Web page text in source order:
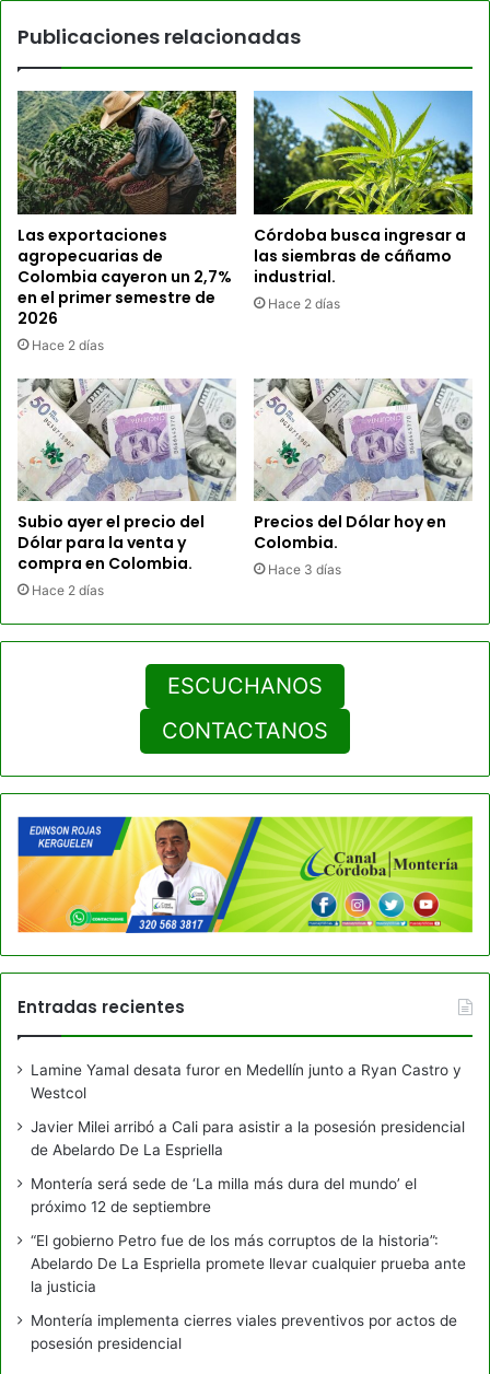
Publicaciones relacionadas
Las exportaciones
agropecuarias de
Colombia cayeron un 2,7%
en el primer semestre de
2026
Hace 2 días
Córdoba busca ingresar a
las siembras de cáñamo
industrial.
Hace 2 días
Subio ayer el precio del
Dólar para la venta y
compra en Colombia.
Hace 2 días
Precios del Dólar hoy en
Colombia.
Hace 3 días
ESCUCHANOS
CONTACTANOS
Entradas recientes
Lamine Yamal desata furor en Medellín junto a Ryan Castro y
Westcol
Javier Milei arribó a Cali para asistir a la posesión presidencial
de Abelardo De La Espriella
Montería será sede de ‘La milla más dura del mundo’ el
próximo 12 de septiembre
“El gobierno Petro fue de los más corruptos de la historia”:
Abelardo De La Espriella promete llevar cualquier prueba ante
la justicia
Montería implementa cierres viales preventivos por actos de
posesión presidencial